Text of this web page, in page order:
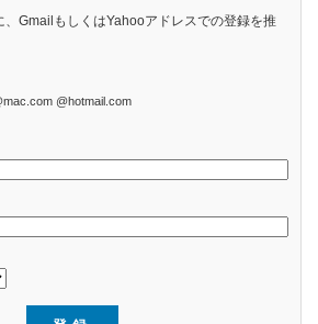
GmailもしくはYahooアドレスでの登録を推
@hotmail.com